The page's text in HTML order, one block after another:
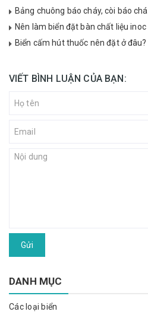
Bảng chuông báo cháy, còi báo
Nên làm biển đặt bàn chất liệu
Biển cấm hút thuốc nên đặt ở đâu?
VIẾT BÌNH LUẬN CỦA BẠN:
Gửi
DANH MỤC
Các loại biển